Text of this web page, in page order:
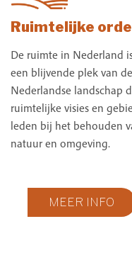
Ruimtelijke
De ruimte in Nederland
een blijvende plek van
Nederlandse landschap
ruimtelijke visies en
leden bij het behouden
natuur en omgeving.
MEER INFO